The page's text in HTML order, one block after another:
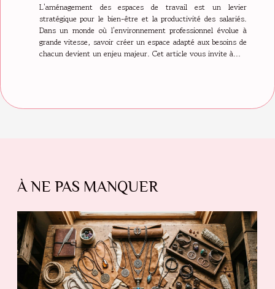
L'aménagement des espaces de travail est un levier
stratégique pour le bien-être et la productivité des salariés.
Dans un monde où l'environnement professionnel évolue à
grande vitesse, savoir créer un espace adapté aux besoins de
chacun devient un enjeu majeur. Cet article vous invite à...
À NE PAS MANQUER